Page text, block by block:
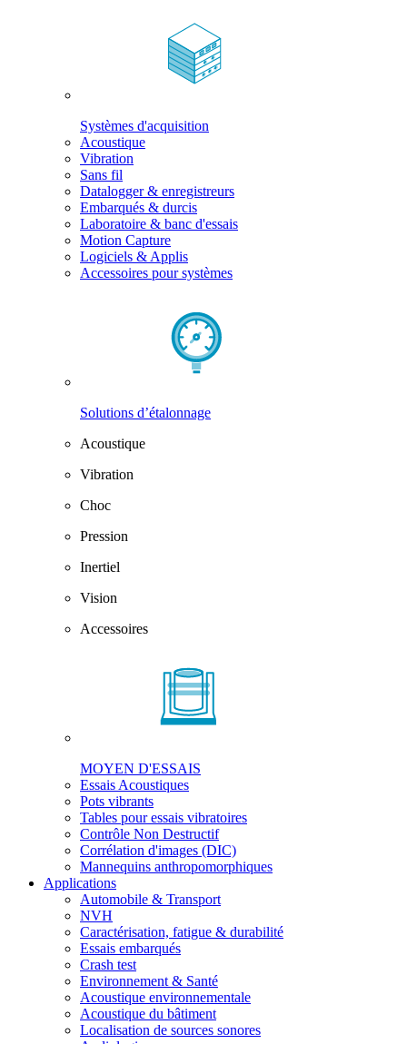
Systèmes d'acquisition
Acoustique
Vibration
Sans fil
Datalogger & enregistreurs
Embarqués & durcis
Laboratoire & banc d'essais
Motion Capture
Logiciels & Applis
Accessoires pour systèmes
Solutions d’étalonnage
Acoustique
Vibration
Choc
Pression
Inertiel
Vision
Accessoires
MOYEN D'ESSAIS
Essais Acoustiques
Pots vibrants
Tables pour essais vibratoires
Contrôle Non Destructif
Corrélation d'images (DIC)
Mannequins anthropomorphiques
Applications
Automobile & Transport
NVH
Caractérisation, fatigue & durabilité
Essais embarqués
Crash test
Environnement & Santé
Acoustique environnementale
Acoustique du bâtiment
Localisation de sources sonores